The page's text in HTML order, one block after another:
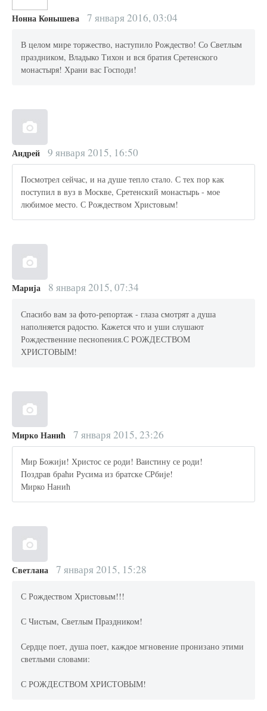
Нонна Конышева 7 января 2016, 03:04
В целом мире торжество, наступило Рождество! Со Светлым
праздником, Владыко Тихон и вся братия Сретенского
монастыря! Храни вас Господи!
Андрей 9 января 2015, 16:50
Посмотрел сейчас, и на душе тепло стало. С тех пор как
поступил в вуз в Москве, Сретенский монастырь - мое
любимое место. С Рождеством Христовым!
Марија 8 января 2015, 07:34
Спасибо вам за фото-репортаж - глаза смотрят а душа
наполняется радостю. Кажется что и уши слушают
Рождественние песнопения.С РОЖДЕСТВОМ
ХРИСТОВЫМ!
Мирко Нанић 7 января 2015, 23:26
Мир Божији! Христос се роди! Ваистину се роди!
Поздрав браћи Русима из братске СРбије!
Мирко Нанић
Светлана 7 января 2015, 15:28
С Рождеством Христовым!!!
С Чистым, Светлым Праздником!
Сердце поет, душа поет, каждое мгновение пронизано этими
светлыми словами:
С РОЖДЕСТВОМ ХРИСТОВЫМ!